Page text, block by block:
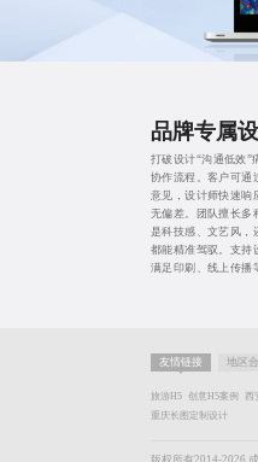
品牌专属
打破设计“沟通低效”
协作流程。客户可通
意见，设计师快速响
无偏差。团队擅长多
是科技感、文艺风，
都能精准驾驭。支持
满足印刷、线上传播
友情链接 地区
旅游H5 创意H5案例 西
重庆长图定制设计